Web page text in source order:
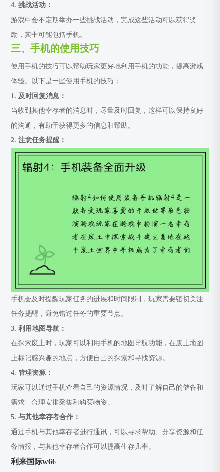
4. 挑战活动：
游戏中会不定期举办一些挑战活动，完成这些活动可以获得奖
励，其中可能包括手机。
三、手机的使用技巧
使用手机的技巧可以帮助玩家更好地利用手机的功能，提高游戏
体验。以下是一些使用手机的技巧：
1. 及时回复消息：
当收到其他幸存者的消息时，尽量及时回复，这样可以保持良好
的沟通，有助于获得更多的信息和帮助。
2. 注意任务提醒：
手机会及时提醒玩家任务的进展和时间限制，玩家需要密切关注
任务提醒，避免错过任务的重要节点。
3. 利用地图导航：
在探索废土时，玩家可以利用手机的地图导航功能，在废土地图
上标记感兴趣的地点，方便自己的探索和寻找资源。
4. 管理资源：
玩家可以通过手机查看自己的资源情况，及时了解自己的储备和
需求，合理安排采集和购买物资。
5. 与其他幸存者合作：
通过手机与其他幸存者进行通讯，可以寻求帮助、分享资源和任
务情报，与其他幸存者合作可以提高生存几率。
利来国际w66